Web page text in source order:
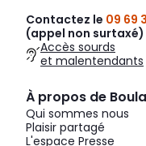
Contactez le 09 69
(appel non surtaxé)
Accès sourds
et malentendants
À propos de
Qui sommes nous
Plaisir partagé
L'espace Presse